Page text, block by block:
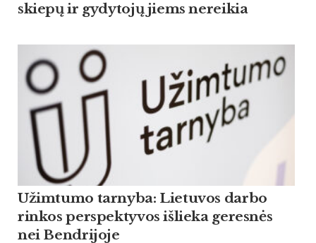
skiepų ir gydytojų jiems nereikia
Užimtumo tarnyba: Lietuvos darbo
rinkos perspektyvos išlieka geresnės
nei Bendrijoje